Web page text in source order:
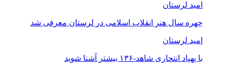
امید لرستان
چهره سال هنر انقلاب اسلامی در لرستان معرفی شد
امید لرستان
با پهپاد انتحاری شاهد-۱۳۶ بیشتر آشنا شوید